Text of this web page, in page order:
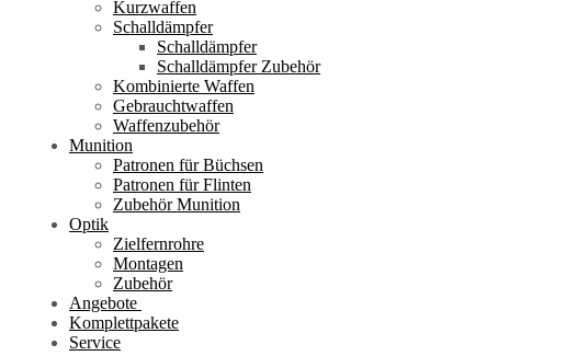
Kurzwaffen
Schalldämpfer
Schalldämpfer
Schalldämpfer Zubehör
Kombinierte Waffen
Gebrauchtwaffen
Waffenzubehör
Munition
Patronen für Büchsen
Patronen für Flinten
Zubehör Munition
Optik
Zielfernrohre
Montagen
Zubehör
Angebote
Komplettpakete
Service